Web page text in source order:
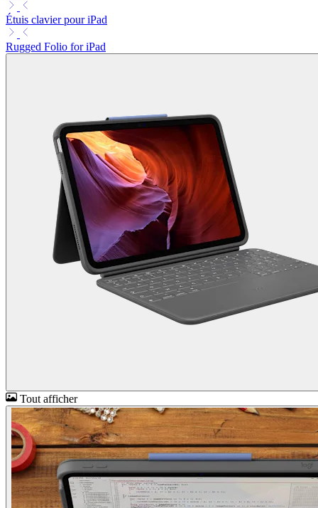
Étuis clavier pour iPad
Rugged Folio for iPad
Tout afficher